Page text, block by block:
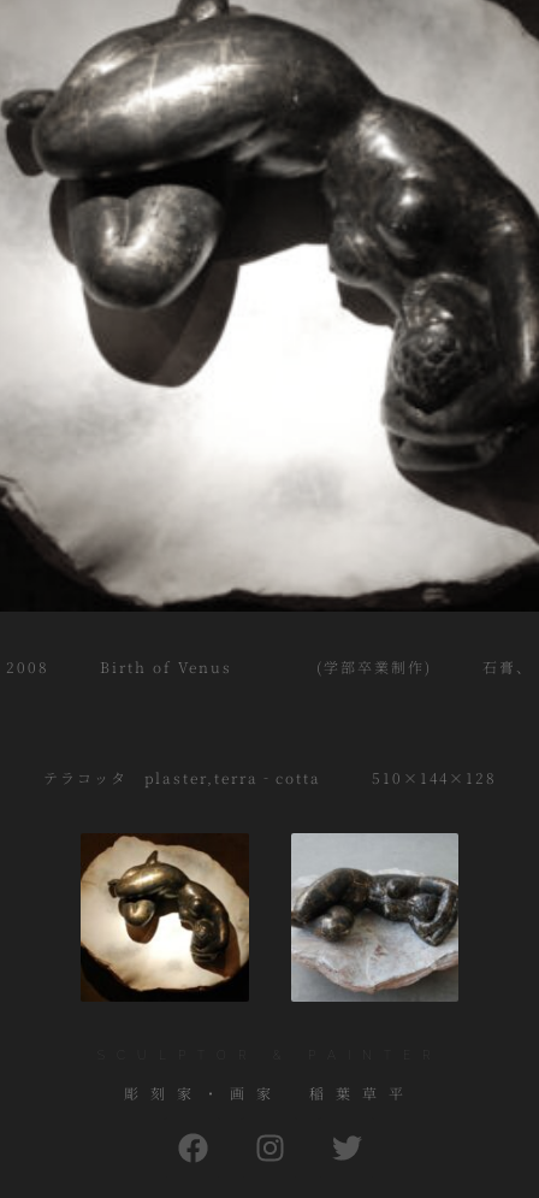
2008 Birth of Venus (学部卒業制作) 石膏、
テラコッタ plaster,terra‐cotta 510×144×128
彫刻家・画家 稲葉草平